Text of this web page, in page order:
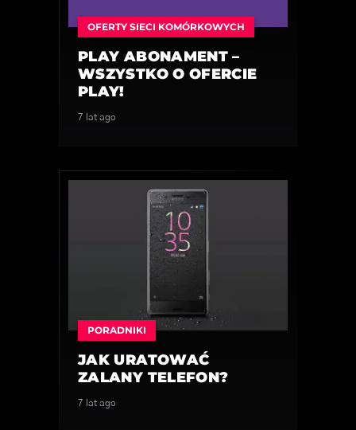
OFERTY SIECI KOMÓRKOWYCH
PLAY ABONAMENT –
WSZYSTKO O OFERCIE
PLAY!
7 lat ago
PORADNIKI
JAK URATOWAĆ
ZALANY TELEFON?
7 lat ago